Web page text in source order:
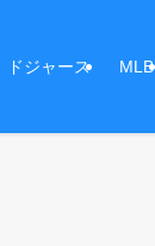
ドジャース MLB